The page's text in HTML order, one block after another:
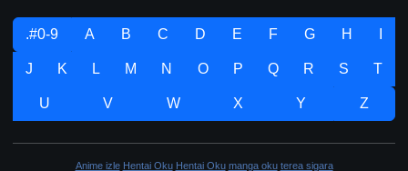
.#0-9 A B C D E F G H
J K L M N O P Q R S T
U V W X Y Z
Anime izle Hentai Oku Hentai Oku manga oku terea sigara